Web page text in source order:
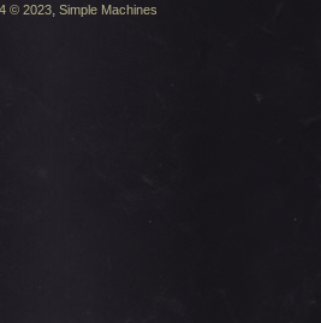
© 2023, Simple Machines